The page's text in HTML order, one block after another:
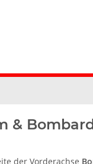
&
der Vorderachse